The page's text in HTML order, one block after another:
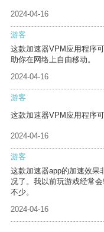
2024-04-16
游客
这款加速器VPM应用程序
助你在网络上自由移动。
2024-04-16
游客
这款加速器VPM应用程序
2024-04-16
游客
这款加速器app的加速效果
况了。我以前玩游戏经常
不少。
2024-04-16